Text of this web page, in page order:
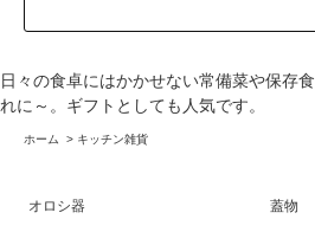
日々の食卓にはかかせない常備菜や保存
れに～。ギフトとしても人気です。
ホーム > キッチン雑貨
オロシ器 蓋物